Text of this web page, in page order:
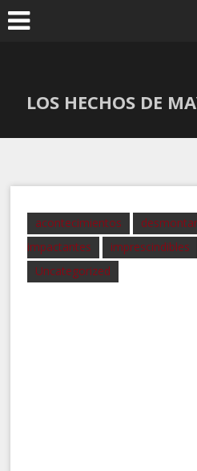
Ir
al
LOS HECHOS DE
acontecimientos
impactantes
imprescindibles
Uncategorized